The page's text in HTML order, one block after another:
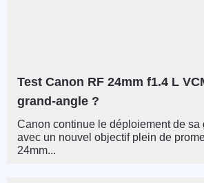
Test Canon RF 24mm f1.4 L
grand-angle ?
Canon continue le déploiement de sa
avec un nouvel objectif plein de
24mm...